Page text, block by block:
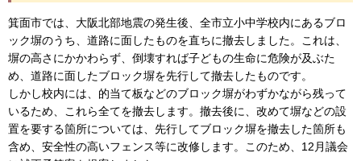
箕面市では、大阪北部地震の発生後、全市立小中学校内にあるブロ
ック塀のうち、道路に面したものを直ちに撤去しました。これは、
塀の高さにかかわらず、倒壊すれば子どもの生命に危険が及ぶた
め、道路に面したブロック塀を先行して撤去したものです。
しかし校内には、的当て板などのブロック塀がわずかながら残って
いるため、これら全てを撤去します。撤去後に、改めて塀などの設
置を要する箇所については、先行してブロック塀を撤去した箇所も
含め、安全性の高いフェンス等に改修します。このため、12月議会